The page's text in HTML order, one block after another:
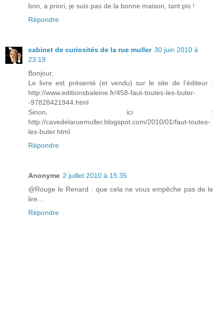
bon, a priori, je suis pas de la bonne maison, tant pis !
Répondre
cabinet de curiosités de la rue muller 30 juin 2010 à
23:19
Bonjour,
Le livre est présenté (et vendu) sur le site de l'éditeur :
http://www.editionsbaleine.fr/458-faut-toutes-les-buter-
-97828421944.html
Sinon, ici :
http://cavedelaruemuller.blogspot.com/2010/01/faut-toutes-
les-buter.html
Répondre
Anonyme 2 juillet 2010 à 15:35
@Rouge le Renard : que cela ne vous empêche pas de le
lire...
Répondre